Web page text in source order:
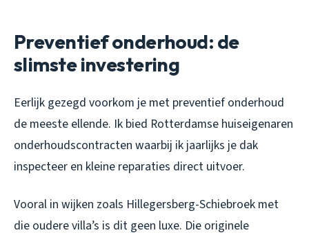
Preventief onderhoud: de
slimste investering
Eerlijk gezegd voorkom je met preventief onderhoud
de meeste ellende. Ik bied Rotterdamse huiseigenaren
onderhoudscontracten waarbij ik jaarlijks je dak
inspecteer en kleine reparaties direct uitvoer.
Vooral in wijken zoals Hillegersberg-Schiebroek met
die oudere villa’s is dit geen luxe. Die originele